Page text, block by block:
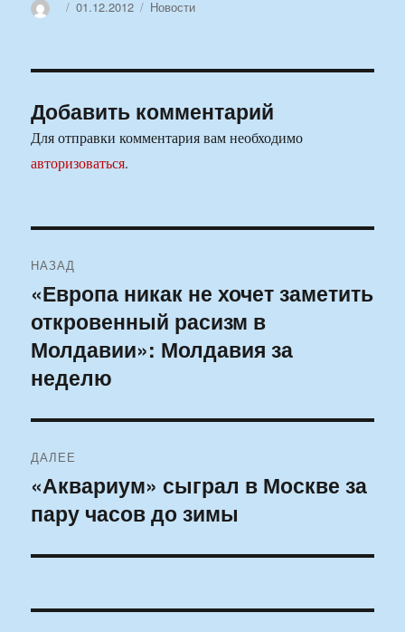
АвторОпубликовано
01.12.2012 Рубрики
Новости
Добавить комментарий
Для отправки комментария вам необходимо
авторизоваться.
по
записям
НАЗАД
Предыдущая
запись:
«Европа никак не хочет заметить
откровенный расизм в
Молдавии»: Молдавия за
неделю
ДАЛЕЕ
Следующая
запись:
«Аквариум» сыграл в Москве за
пару часов до зимы